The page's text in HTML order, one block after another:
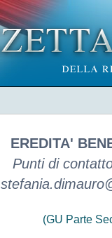
EREDITA'
Punti di
(GU Parte